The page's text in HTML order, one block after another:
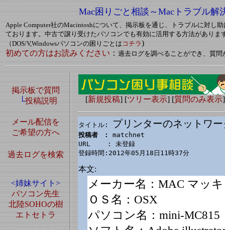
Mac困りごと相談～Macトラブル解
Apple Computer社のMacintoshについて、掲示板を通じ、トラブルに対し
ております。中古で譲り受けたパソコンでも有効に活用する方法がありま
（DOS/V,Windowsパソコンの困りごとは コチラ)
初めての方はお読みください ： 過去ログを調べることができ、質問
[新規投稿] [ツリー表示] [質問のみ表示
タイトル: プリンターのネットワ
投稿者　: matchnet
URL　　 : 未登録
登録時間:2012年05月18日11時37分
本文:
メーカー名：MAC マッ
ＯＳ名：OSX
パソコン名：mini-MC815
掲示板で質問
└投稿説明
メール配信を
ご希望の方へ
過去ログを検索
<姉妹サイト>
パソコン先生
北陸SOHOの樹
エトセトラ